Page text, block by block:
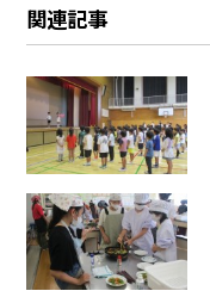
関連記事